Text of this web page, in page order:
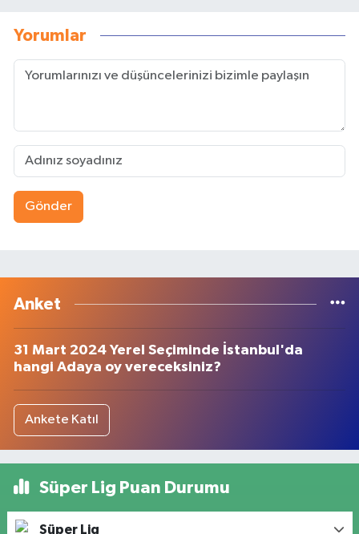
Yorumlar
Gönder
Anket
31 Mart 2024 Yerel Seçiminde İstanbul'da
hangi Adaya oy vereceksiniz?
Ankete Katıl
Süper Lig Puan Durumu
Süper Lig